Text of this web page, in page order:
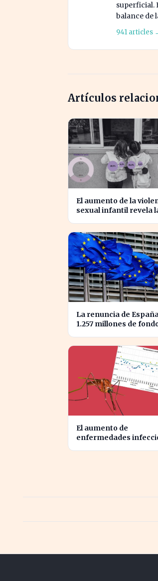
superficial.
balance de
941 articles
Artículos
El aumento de la
sexual infantil revela
La renuncia de
1.257 millones de
El aumento de
enfermedades